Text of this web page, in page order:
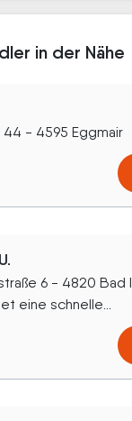
in der Nähe
44 - 4595 Eggmair
6 - 4820 Bad
eine schnelle...